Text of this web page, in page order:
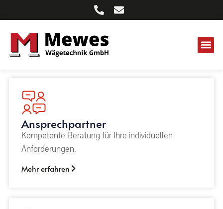
Ansprechpartner
Kompetente Beratung für Ihre individuellen
Anforderungen.
Mehr erfahren